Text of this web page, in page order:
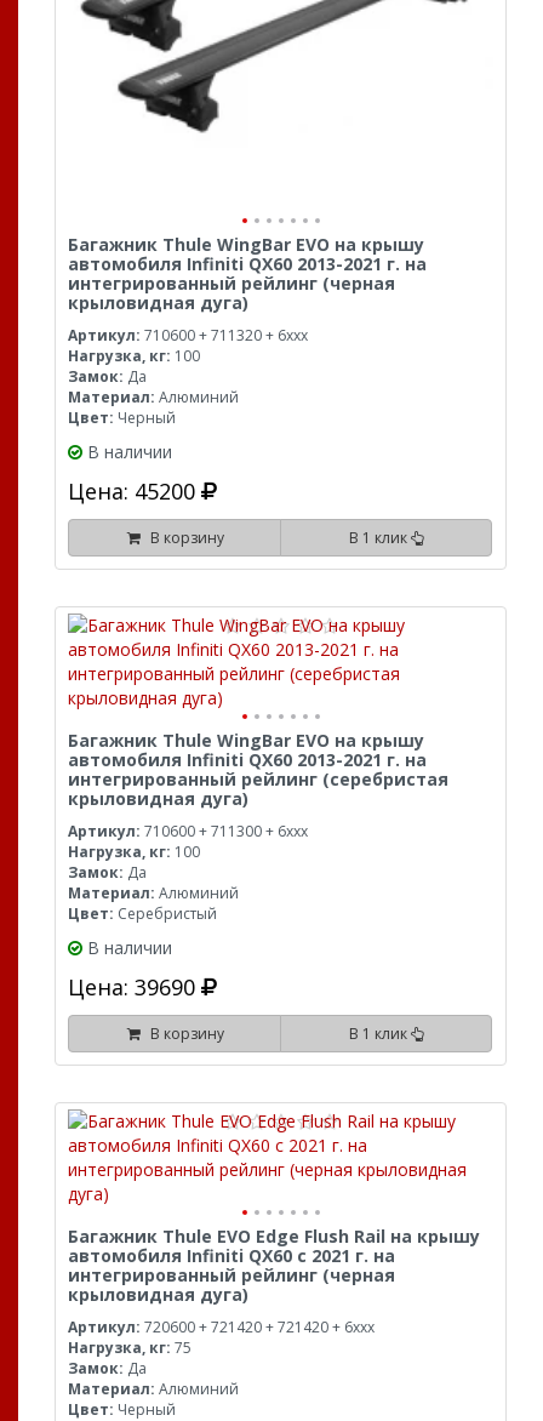
Багажник Thule WingBar EVO на крышу
автомобиля Infiniti QX60 2013-2021 г. на
интегрированный рейлинг (черная
крыловидная дуга)
Артикул: 710600 + 711320 + 6xxx
Нагрузка, кг: 100
Замок: Да
Материал: Алюминий
Цвет: Черный
В наличии
Цена: 45200
В корзину В 1 клик
Багажник Thule WingBar EVO на крышу
автомобиля Infiniti QX60 2013-2021 г. на
интегрированный рейлинг (серебристая
крыловидная дуга)
Артикул: 710600 + 711300 + 6xxx
Нагрузка, кг: 100
Замок: Да
Материал: Алюминий
Цвет: Серебристый
В наличии
Цена: 39690
В корзину В 1 клик
Багажник Thule EVO Edge Flush Rail на крышу
автомобиля Infiniti QX60 с 2021 г. на
интегрированный рейлинг (черная
крыловидная дуга)
Артикул: 720600 + 721420 + 721420 + 6xxx
Нагрузка, кг: 75
Замок: Да
Материал: Алюминий
Цвет: Черный